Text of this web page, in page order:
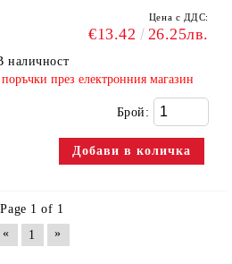
Цена с ДДС:
€13.42 26.25лв.
наличност
през електронния магазин
Брой:
Page 1 of 1
«
1 »